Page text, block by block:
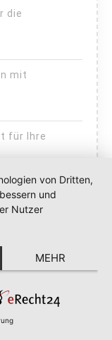
die
mit
für Ihre
Garten mit
urbanem
von Dritten,
und
Nutzer
MEHR